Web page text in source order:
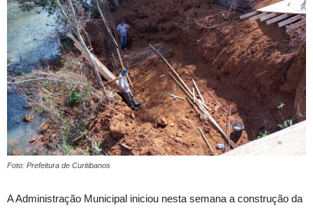
Foto: Prefeitura de Curitibanos
A Administração Municipal iniciou nesta semana a construção da